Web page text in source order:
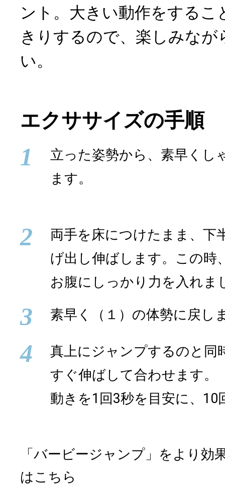
ント。大きい動作をするこ
きりするので、楽しみな
い。
エクササイズの手順
1
立った姿勢から、素早くし
ます。
2
両手を床につけたまま、下
げ出し伸ばします。この時
お腹にしっかり力を入れま
3 素早く（１）の体勢に戻し
4
真上にジャンプするのと同
すぐ伸ばして合わせます。
動きを1回3秒を目安に、10
「バービージャンプ」をより効
はこちら